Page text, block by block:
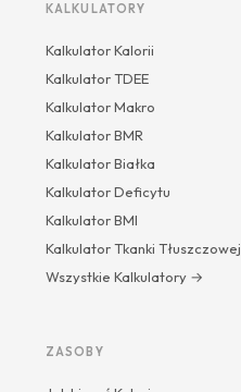
KALKULATORY
Kalkulator Kalorii
Kalkulator TDEE
Kalkulator Makro
Kalkulator BMR
Kalkulator Białka
Kalkulator Deficytu
Kalkulator BMI
Kalkulator Tkanki Tłuszczowej
Wszystkie Kalkulatory →
ZASOBY